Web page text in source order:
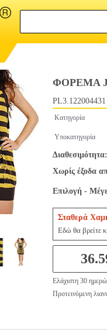
ΦΟΡΕΜΑ
PL3.122004431
Κατηγορία
Υποκατηγορία
Χωρίς έξοδα
Επιλογή -
Σταθερά
Εδώ θα βρείτε
Ελάχιστη 30
Προτεινόμενη